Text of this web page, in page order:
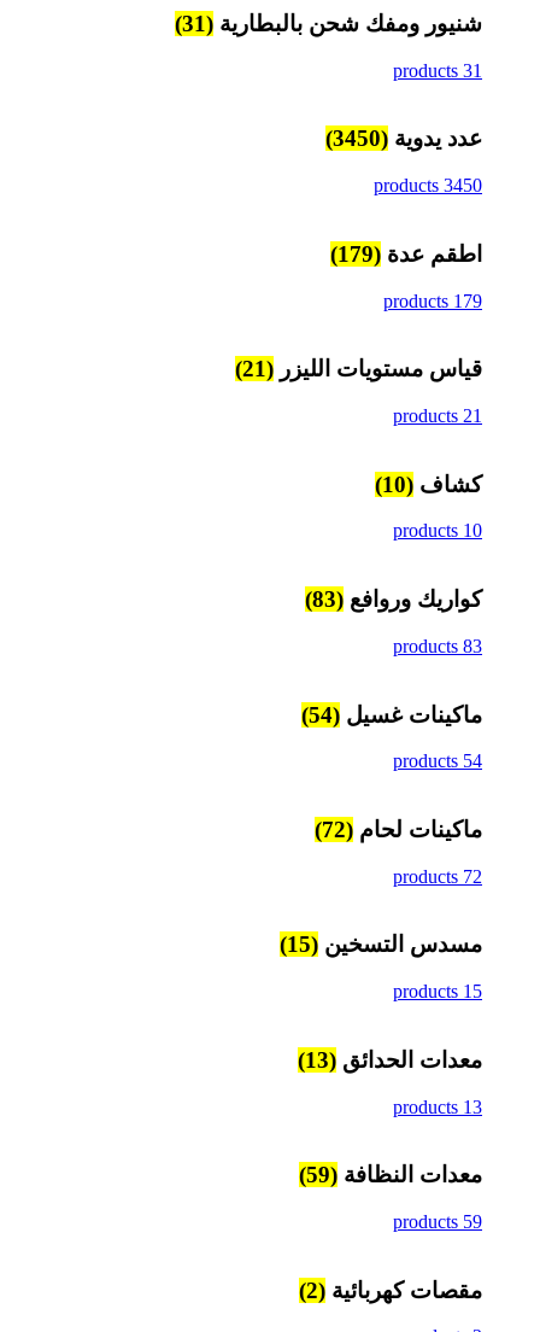
شنيور ومفك شحن بالبطارية (31)
31 products
عدد يدوية (3450)
3450 products
اطقم عدة (179)
179 products
قياس مستويات الليزر (21)
21 products
كشاف (10)
10 products
كواريك وروافع (83)
83 products
ماكينات غسيل (54)
54 products
ماكينات لحام (72)
72 products
مسدس التسخين (15)
15 products
معدات الحدائق (13)
13 products
معدات النظافة (59)
59 products
مقصات كهربائية (2)